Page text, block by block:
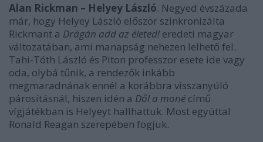
Alan Rickman – Helyey László. Negyed évszázada
már, hogy Helyey László először szinkronizálta
Rickmant a Drágán add az életed!eredeti magyar
változatában, ami manapság nehezen lelhető fel.
Tahi-Tóth László és Piton professzor esete ide vagy
oda, olybá tűnik, a rendezők inkább
megmaradnának ennél a korábbra visszanyúló
párosításnál, hiszen idén a Dől a moné című
vígjátékban is Helyeyt hallhattuk. Most egyúttal
Ronald Reagan szerepében fogjuk.